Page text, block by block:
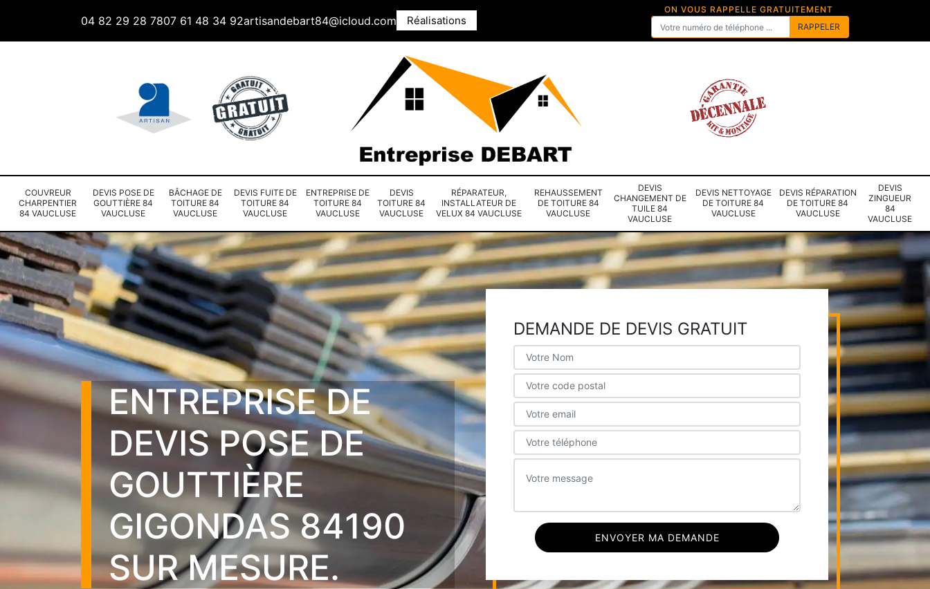
04 82 29 28 7807 61 48 34 92artisandebart84@icloud.com Réalisations
ON VOUS RAPPELLE GRATUITEMENT
COUVREUR
CHARPENTIER
84 VAUCLUSE
DEVIS POSE DE
GOUTTIÈRE 84
VAUCLUSE
BÂCHAGE DE
TOITURE 84
VAUCLUSE
DEVIS FUITE DE
TOITURE 84
VAUCLUSE
ENTREPRISE DE
TOITURE 84
VAUCLUSE
DEVIS
TOITURE 84
VAUCLUSE
RÉPARATEUR,
INSTALLATEUR DE
VELUX 84 VAUCLUSE
REHAUSSEMENT
DE TOITURE 84
VAUCLUSE
DEVIS
CHANGEMENT DE
TUILE 84
VAUCLUSE
DEVIS NETTOYAGE
DE TOITURE 84
VAUCLUSE
DEVIS RÉPARATION
DE TOITURE 84
VAUCLUSE
DEVIS
ZINGUEUR
84
VAUCLUSE
ENTREPRISE DE
DEVIS POSE DE
GOUTTIÈRE
GIGONDAS 84190
SUR MESURE.
DEMANDE DE DEVIS GRATUIT